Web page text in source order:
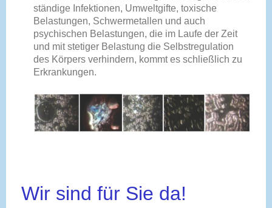
ständige Infektionen, Umweltgifte, toxische
Belastungen, Schwermetallen und auch
psychischen Belastungen, die im Laufe der Zeit
und mit stetiger Belastung die Selbstregulation
des Körpers verhindern, kommt es schließlich zu
Erkrankungen.
Wir sind für Sie da!